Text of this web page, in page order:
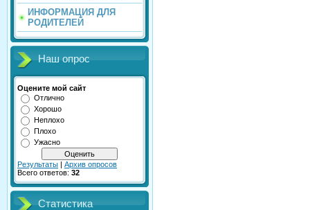
ИНФОРМАЦИЯ ДЛЯ
РОДИТЕЛЕЙ
Наш опрос
Оцените мой сайт
Отлично
Хорошо
Неплохо
Плохо
Ужасно
Результаты | Архив опросов
Всего ответов: 32
Статистика